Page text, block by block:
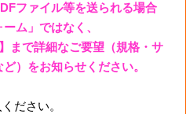
ファイル等を送られる場合
ム」ではなく、
】まで詳細なご要望（規格・サ
）をお知らせください。
ださい。